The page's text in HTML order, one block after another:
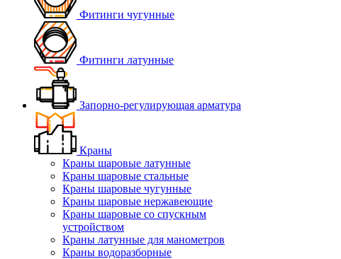
Фитинги чугунные
Фитинги латунные
Запорно-регулирующая арматура
Краны
Краны шаровые латунные
Краны шаровые стальные
Краны шаровые чугунные
Краны шаровые нержавеющие
Краны шаровые со спускным
устройством
Краны латунные для манометров
Краны водоразборные